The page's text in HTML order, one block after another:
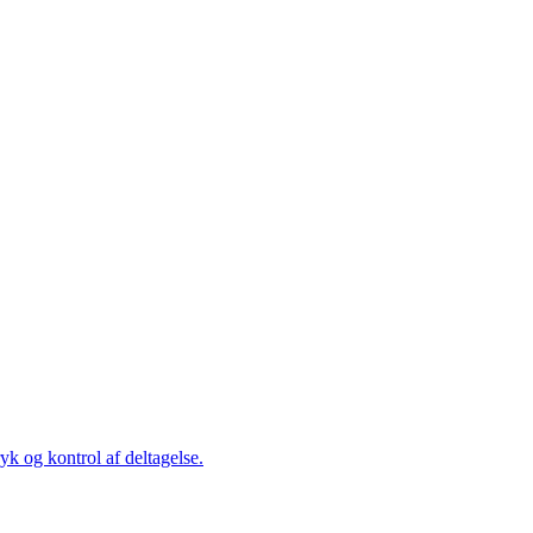
og kontrol af deltagelse.